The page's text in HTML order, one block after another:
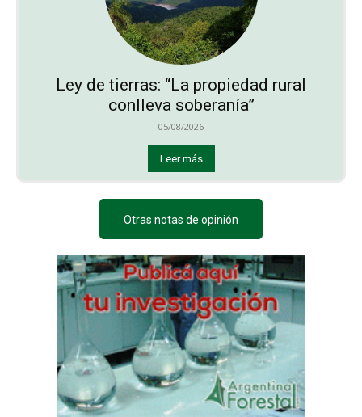
Ley de tierras: “La propiedad rural
conlleva soberanía”
05/08/2026
Leer más
Otras notas de opinión